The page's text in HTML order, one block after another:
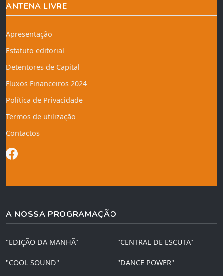
ANTENA LIVRE
Apresentação
Estatuto editorial
Detentores de Capital
Fluxos Financeiros 2024
Política de Privacidade
Termos de utilização
Contactos
A NOSSA PROGRAMAÇÃO
"EDIÇÃO DA MANHÃ" "CENTRAL DE ESCUTA"
"COOL SOUND" "DANCE POWER"